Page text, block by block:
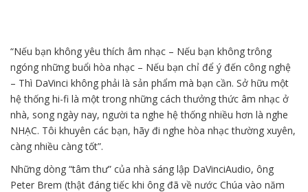
“Nếu bạn không yêu thích âm nhạc – Nếu bạn không trông
ngóng những buổi hòa nhạc – Nếu bạn chỉ để ý đến công nghệ
– Thì DaVinci không phải là sản phẩm mà bạn cần. Sở hữu một
hệ thống hi-fi là một trong những cách thưởng thức âm nhạc ở
nhà, song ngày nay, người ta nghe hệ thống nhiều hơn là nghe
NHẠC. Tôi khuyên các bạn, hãy đi nghe hòa nhạc thường xuyên,
càng nhiều càng tốt”.
Những dòng “tâm thư” của nhà sáng lập DaVinciAudio, ông
Peter Brem (thật đáng tiếc khi ông đã về nước Chúa vào năm